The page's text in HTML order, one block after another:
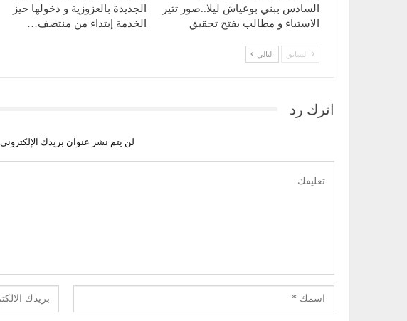
السادس ببني بوعياش ليلا..صور تثير
الاستياء و مطالب بفتح تحقيق
الجديدة بالعزوزية و دخولها حيز
الخدمة إبتداء من منتصف…
السابق التالي
اترك رد
لن يتم نشر عنوان بريدك الإلكتروني.